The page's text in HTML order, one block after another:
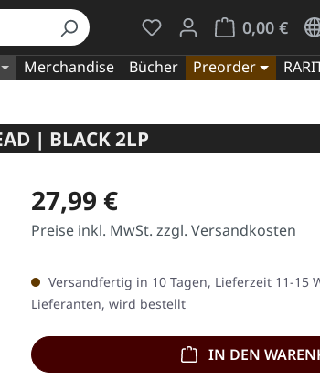
Du hast 0 Produkte auf
0,00 €
Warenkorb
Merchandise Bücher Preorder
| BLACK 2LP
Regulärer Preis:
27,99 €
Preise inkl. MwSt. zzgl. Versandkosten
Versandfertig in 10 Tagen, Lieferzeit 11-15
Lieferanten, wird bestellt
IN DEN